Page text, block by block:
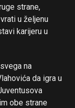
strane,
u željenu
karijeru u
na
da igra u
obe strane